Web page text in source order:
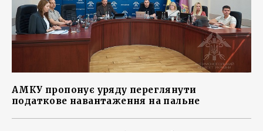
АМКУ пропонує уряду переглянути
податкове навантаження на пальне